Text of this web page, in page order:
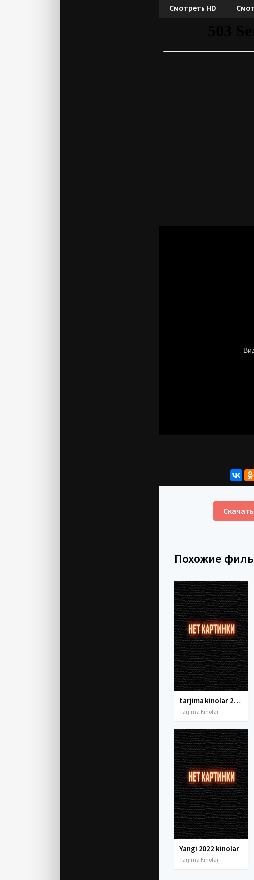
Смотреть HD
Скачать
Похожие
tarjima kinolar 2025, uzbek tarjima kinolar 2025, tarjima kinolar uzbek tilida 2025, tarjima kinolar o zbek 2025, tarjima kinolar o zbek tilida 2025, yangi tarjima kinolar 2025, uzmovi tarjima kinolar 2025, uzmovi com tarjima kinolar 2025, uzbekcha t
Tarjima Kinolar
Yangi 2022 kinolar
Tarjima Kinolar